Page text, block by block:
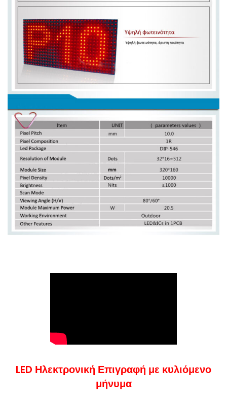
LED Ηλεκτρονική Επιγραφή με κυλιόμενο
μήνυμα